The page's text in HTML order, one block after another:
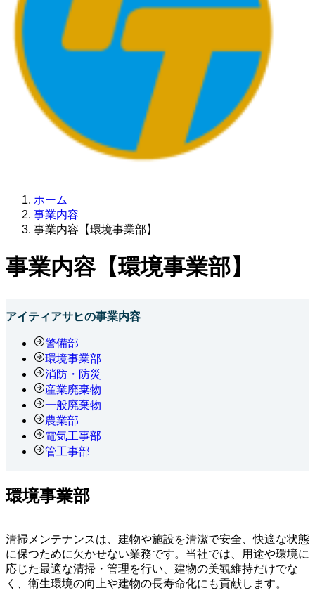
ホーム
事業内容
事業内容【環境事業部】
事業内容【環境事業部】
アイティアサヒの事業内容
警備部
環境事業部
消防・防災
産業廃棄物
一般廃棄物
農業部
電気工事部
管工事部
環境事業部
清掃メンテナンスは、建物や施設を清潔で安全、快適な状態
に保つために欠かせない業務です。当社では、用途や環境に
応じた最適な清掃・管理を行い、建物の美観維持だけでな
く、衛生環境の向上や建物の長寿命化にも貢献します。